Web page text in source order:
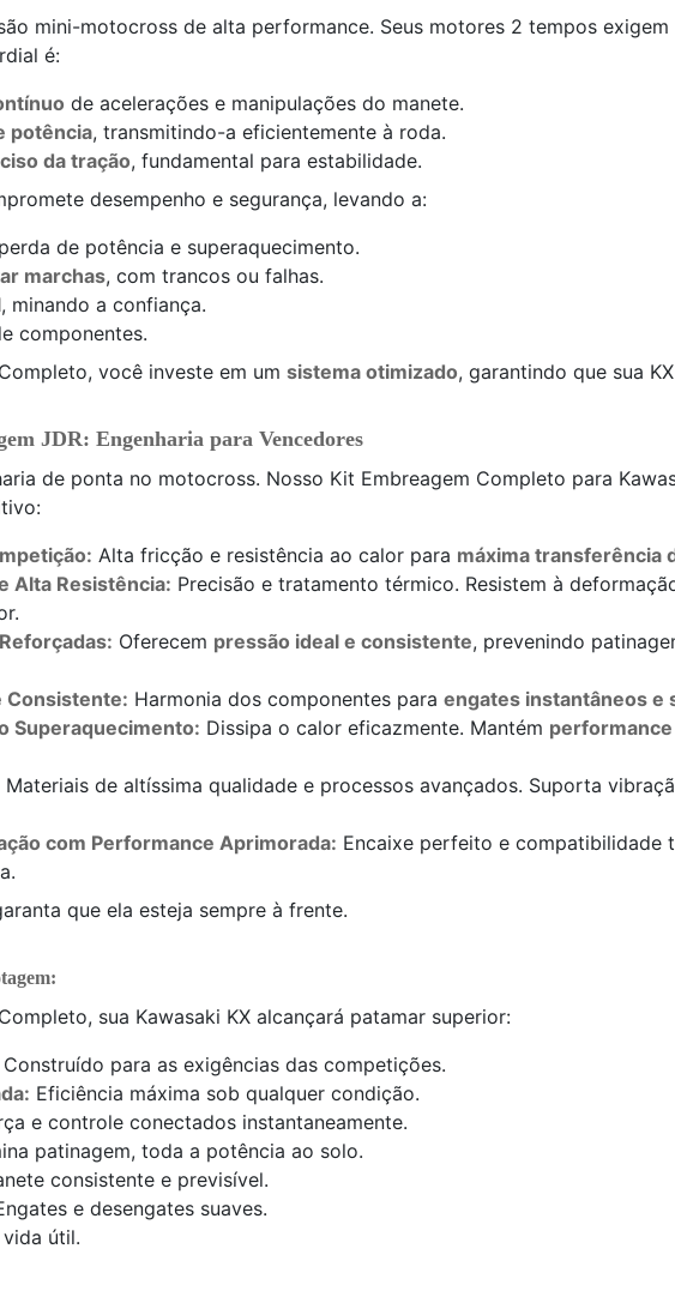
mini-motocross de alta performance. Seus motores 2 tempos
é:
de acelerações e manipulações do manete.
potência, transmitindo-a eficientemente à roda.
da tração, fundamental para estabilidade.
desempenho e segurança, levando a:
de potência e superaquecimento.
marchas, com trancos ou falhas.
, minando a confiança.
componentes.
você investe em um sistema otimizado, garantindo que sua
JDR: Engenharia para Vencedores
de ponta no motocross. Nosso Kit Embreagem Completo para
Alta fricção e resistência ao calor para máxima transferência
Alta Resistência: Precisão e tratamento térmico. Resistem à
Oferecem pressão ideal e consistente, prevenindo
Consistente: Harmonia dos componentes para engates instantâneos e
Superaquecimento: Dissipa o calor eficazmente. Mantém
Materiais de altíssima qualidade e processos avançados. Suporta
com Performance Aprimorada: Encaixe perfeito e compatibilidade
que ela esteja sempre à frente.
sua Kawasaki KX alcançará patamar superior:
Construído para as exigências das competições.
Eficiência máxima sob qualquer condição.
e controle conectados instantaneamente.
patinagem, toda a potência ao solo.
consistente e previsível.
e desengates suaves.
útil.